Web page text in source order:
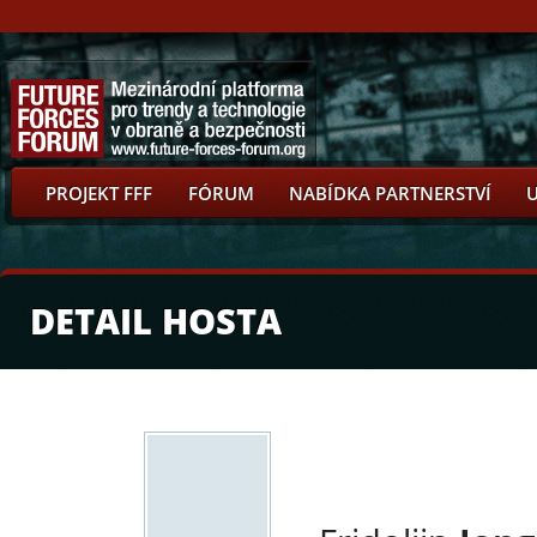
PROJEKT FFF FÓRUM NABÍDKA PARTNERSTVÍ
DETAIL HOSTA